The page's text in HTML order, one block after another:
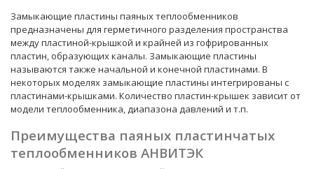
Замыкающие пластины паяных теплообменников
предназначены для герметичного разделения пространства
между пластиной-крышкой и крайней из гофрированных
пластин, образующих каналы. Замыкающие пластины
называются также начальной и конечной пластинами. В
некоторых моделях замыкающие пластины интегрированы с
пластинами-крышками. Количество пластин-крышек зависит от
модели теплообменника, диапазона давлений и т.п.
Преимущества паяных пластинчатых
теплообменников АНВИТЭК